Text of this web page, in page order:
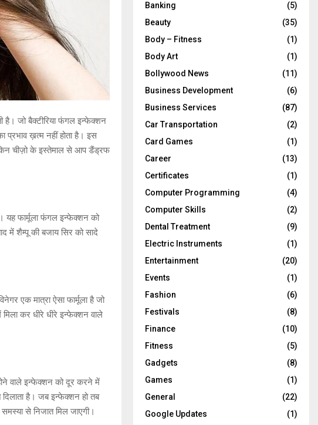
जो बैक्टीरिया फंगल इन्फेक्शन
प्रभाव ख़त्म नहीं होता है। इस
चीज़ो के इस्तेमाल से आप डैंड्रफ
यह फार्मूला फंगल इन्फेक्शन को
में शैम्पू की बजाय सिर को सादे
एक मात्रा ऐसा फार्मूला है जो
मिला कर धीरे धीरे इन्फेक्शन वाले
वाले इन्फेक्शन को दूर करने में
है। जब इन्फेक्शन हो तब
से निजात मिल जाएगी।
Banking
(5)
Beauty
(35)
Body – Fitness
(1)
Body Art
(1)
Bollywood News
(11)
Business Development
(6)
Business Services
(87)
Car Transportation
(2)
Card Games
(1)
Career
(13)
Certificates
(1)
Computer Programming
(4)
Computer Skills
(2)
Dental Treatment
(9)
Electric Instruments
(1)
Entertainment
(20)
Events
(1)
Fashion
(6)
Festivals
(8)
Finance
(10)
Fitness
(5)
Gadgets
(8)
Games
(1)
General
(22)
Google Updates
(1)